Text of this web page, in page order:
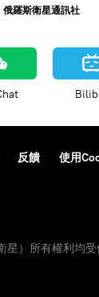
俄羅斯衛星通訊社
反饋 使用
）所有權利均受